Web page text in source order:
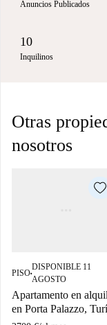
Anuncios Publicados
10
Inquilinos
Otras
nosotros
PISO■
DISPONIBLE 11
AGOSTO
Apartamento en
en Porta Palazzo,